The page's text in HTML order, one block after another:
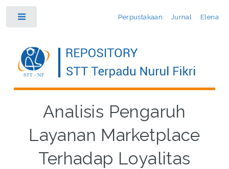
Perpustakaan Jurnal Elena
Analisis Pengaruh
Layanan Marketplace
Terhadap Loyalitas